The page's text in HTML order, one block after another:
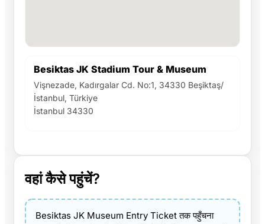
Besiktas JK Stadium Tour & Museum
Vişnezade, Kadırgalar Cd. No:1, 34330 Beşiktaş/
İstanbul, Türkiye
İstanbul 34330
वहां कैसे पहुंचें?
Besiktas JK Museum Entry Ticket तक पहुँचना